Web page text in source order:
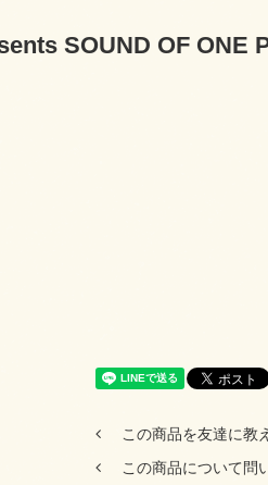
SOUND OF ONE
この商品を友達に教
この商品について問